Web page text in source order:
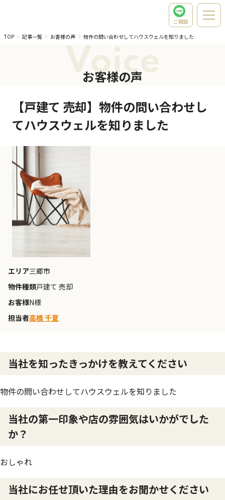
ご相談
TOP
記事一覧 お客様の声 物件の問い合わせしてハウスウェルを知りました
Voice
お客様の声
【戸建て 売却】物件の問い合わせし
てハウスウェルを知りました
エリア三郷市
物件種類戸建て 売却
お客様N様
担当者高橋 千夏
当社を知ったきっかけを教えてください
物件の問い合わせしてハウスウェルを知りました
当社の第一印象や店の雰囲気はいかがでした
か？
おしゃれ
当社にお任せ頂いた理由をお聞かせください